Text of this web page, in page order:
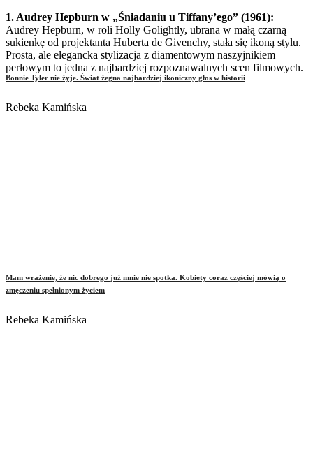
Bonnie Tyler nie żyje. Świat żegna najbardziej ikoniczny głos w historii
Rebeka Kamińska
Mam wrażenie, że nic dobrego już mnie nie spotka. Kobiety coraz częściej mówią o
zmęczeniu spełnionym życiem
Rebeka Kamińska
1. Audrey Hepburn w „Śniadaniu u Tiffany’ego” (1961):
Audrey Hepburn, w roli Holly Golightly, ubrana w małą czarną
sukienkę od projektanta Huberta de Givenchy, stała się ikoną stylu.
Prosta, ale elegancka stylizacja z diamentowym naszyjnikiem
perłowym to jedna z najbardziej rozpoznawalnych scen filmowych.